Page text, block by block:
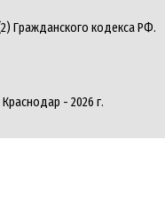
Гражданского кодекса РФ.
- 2026 г.